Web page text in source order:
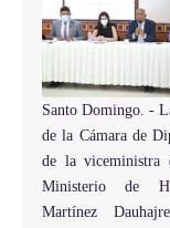
Santo Domingo. -
de la Cámara de
de la viceministra
Ministerio de
Martínez